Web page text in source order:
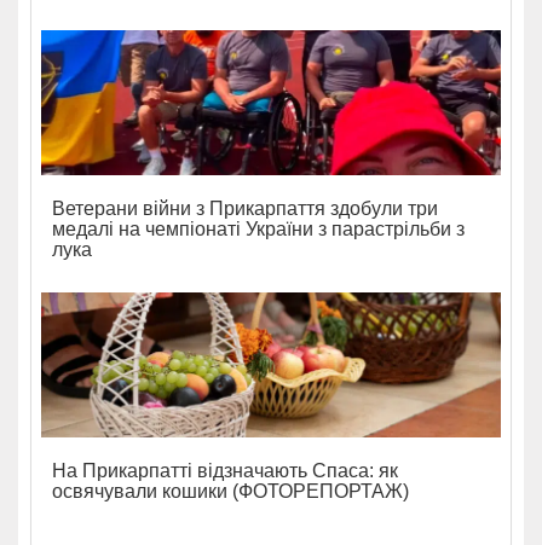
Ветерани війни з Прикарпаття здобули три
медалі на чемпіонаті України з парастрільби з
лука
На Прикарпатті відзначають Спаса: як
освячували кошики (ФОТОРЕПОРТАЖ)